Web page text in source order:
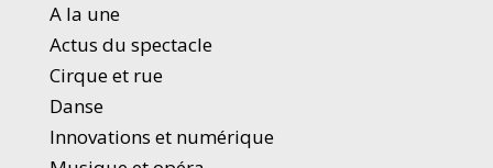
A la une
Actus du spectacle
Cirque et rue
Danse
Innovations et numérique